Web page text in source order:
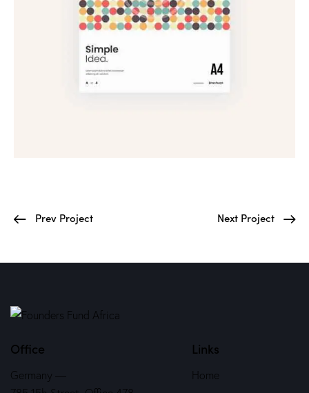
Prev Project Next Project
Office
Germany —
Links
Home